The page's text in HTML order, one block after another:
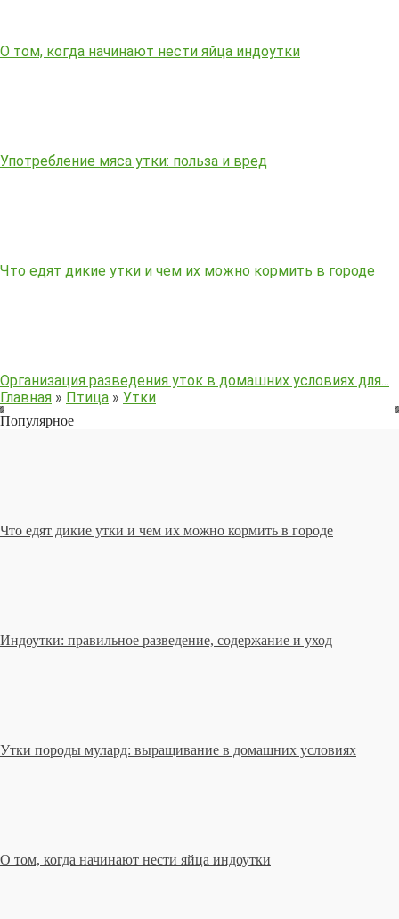
О том, когда начинают нести яйца индоутки
Употребление мяса утки: польза и вред
Что едят дикие утки и чем их можно кормить в городе
Организация разведения уток в домашних условиях для...
Главная » Птица » Утки
Популярное
Что едят дикие утки и чем их можно кормить в городе
Индоутки: правильное разведение, содержание и уход
Утки породы мулард: выращивание в домашних условиях
О том, когда начинают нести яйца индоутки